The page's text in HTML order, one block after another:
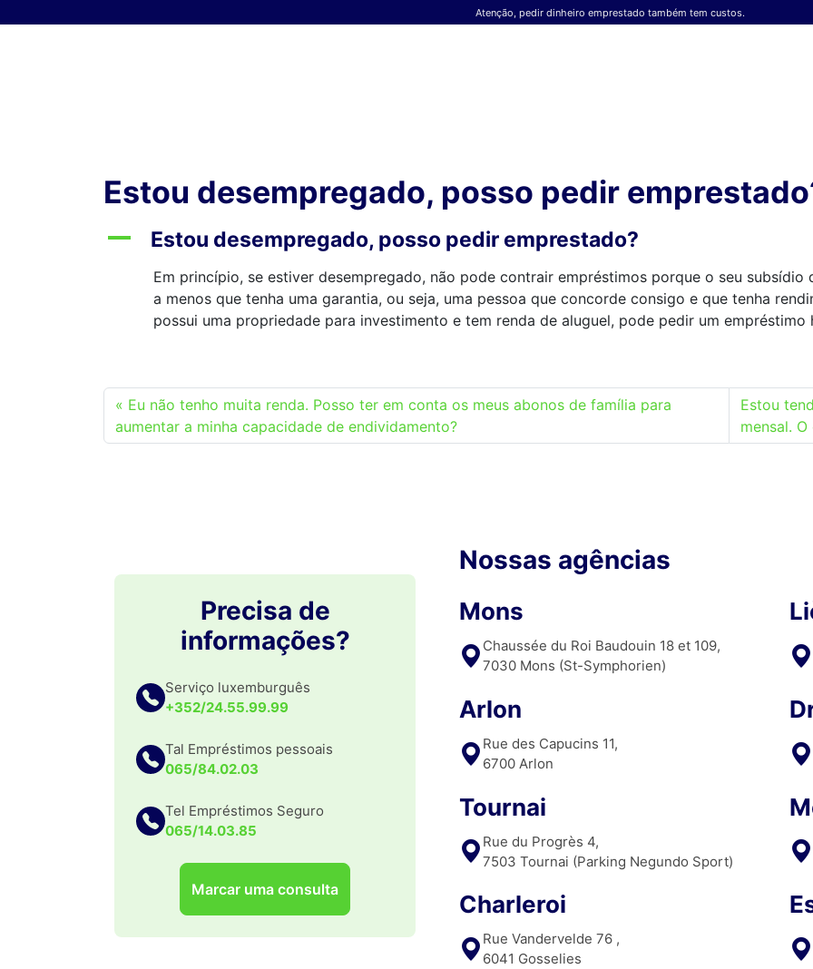
Atenção, pedir dinheiro emprestado também tem custos.
Estou desempregado, posso pedir
A Estou desempregado, posso pedir emprestado?
Em princípio, se estiver desempregado, não pode contrair empréstimos porque o seu
a menos que tenha uma garantia, ou seja, uma pessoa que concorde consigo e que tenha
possui uma propriedade para investimento e tem renda de aluguel, pode pedir um empréstimo
Eu não tenho muita renda. Posso ter em conta os meus abonos de família para
aumentar a minha capacidade de endividamento?
Estou
mensal.
Precisa de
informações?
Serviço luxemburguês
+352/24.55.99.99
Tal Empréstimos pessoais
065/84.02.03
Tel Empréstimos Seguro
065/14.03.85
Marcar uma consulta
Nossas agências
Mons
Chaussée du Roi Baudouin 18 et 109,
7030 Mons (St-Symphorien)
Arlon
Rue des Capucins 11,
6700 Arlon
Tournai
Rue du Progrès 4,
7503 Tournai (Parking Negundo Sport)
Charleroi
Rue Vandervelde 76 ,
6041 Gosselies